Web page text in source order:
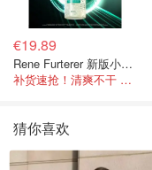
€19.89
Rene Furterer 新版小白珠洗发水 500ml
补货速抢！清爽不干 蓬松强韧秀发
猜你喜欢